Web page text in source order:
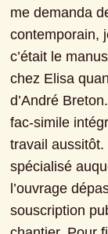
me demanda
contemporain,
c’était le
chez Elisa
d’André
fac-simile
travail aussitôt.
spécialisé
l’ouvrage
souscription